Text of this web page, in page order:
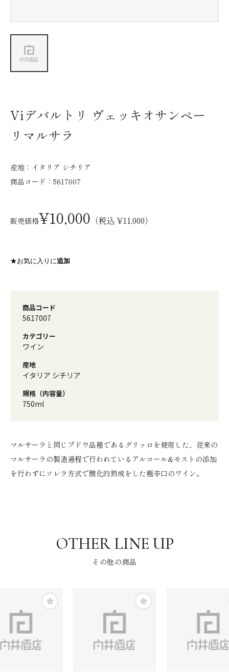
Viデバルトリ ヴェッキオサンペー
リマルサラ
産地： イタリア シチリア
商品コード： 5617007
販売価格¥10,000 （税込 ¥11,000）
★お気に入りに追加
商品コード
5617007
カテゴリー
ワイン
産地
イタリア シチリア
規格（内容量）
750ml
マルサーラと同じブドウ品種であるグリッロを使用した、従来の
マルサーラの製造過程で行われているアルコール&モストの添加
を行わずにソレラ方式で酸化的熟成をした極辛口のワイン。
その他の商品